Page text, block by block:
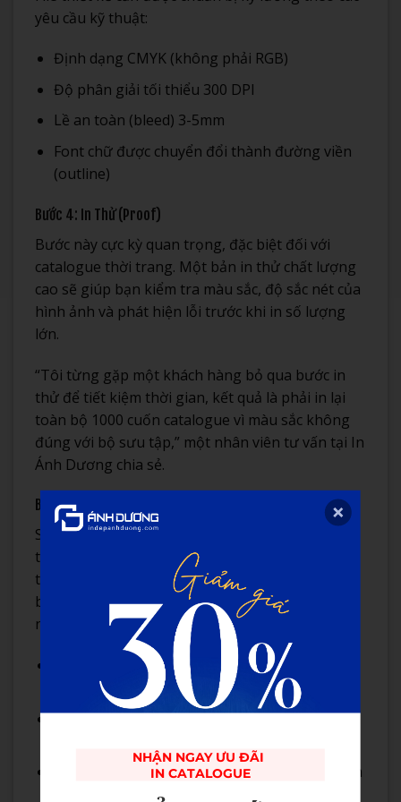
yêu cầu kỹ thuật:
Định dạng CMYK (không phải RGB)
Độ phân giải tối thiểu 300 DPI
Lề an toàn (bleed) 3-5mm
Font chữ được chuyển đổi thành đường viền
(outline)
Bước 4: In Thử (Proof)
Bước này cực kỳ quan trọng, đặc biệt đối với
catalogue thời trang. Một bản in thử chất lượng
cao sẽ giúp bạn kiểm tra màu sắc, độ sắc nét của
hình ảnh và phát hiện lỗi trước khi in số lượng
lớn.
“Tôi từng gặp một khách hàng bỏ qua bước in
thử để tiết kiệm thời gian, kết quả là phải in lại
toàn bộ 1000 cuốn catalogue vì màu sắc không
đúng với bộ sưu tập,” một nhân viên tư vấn tại In
Ánh Dương chia sẻ.
Bước 5: In Ấn Chính Thức
Sau khi kiểm tra và phê duyệt bản in thử, quá
trình in ấn chính thức sẽ được tiến hành. Tùy
thuộc vào số lượng, chất lượng và yêu cầu đặc
biệt, có thể sử dụng các phương pháp in khác
nhau:
In offset: phù hợp cho số lượng lớn, chất
lượng cao
In kỹ thuật số: lý tưởng cho số lượng nhỏ, cần
In UV: tạo hiệu ứng bóng hoặc nhám cho hình
NHẬN NGAY ƯU ĐÃI
IN CATALOGUE